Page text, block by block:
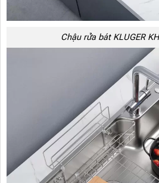
Chậu rửa bát KLUGER